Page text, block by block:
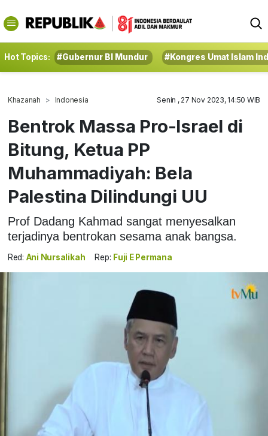
Hot Topics: #Gubernur BI Mundur #Kongres Umat Islam
Khazanah Indonesia Senin , 27 Nov 2023, 14:50 WIB
Bentrok Massa Pro-Israel di
Bitung, Ketua PP
Muhammadiyah: Bela
Palestina Dilindungi UU
Prof Dadang Kahmad sangat menyesalkan
terjadinya bentrokan sesama anak bangsa.
Red: Ani Nursalikah Rep: Fuji E Permana